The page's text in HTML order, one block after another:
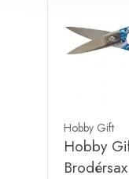
Hobby Gift
Hobby
Brodérsax